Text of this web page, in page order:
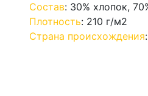
Состав: 30% хлопок,
Плотность: 210 г/м2
Страна происхождения: